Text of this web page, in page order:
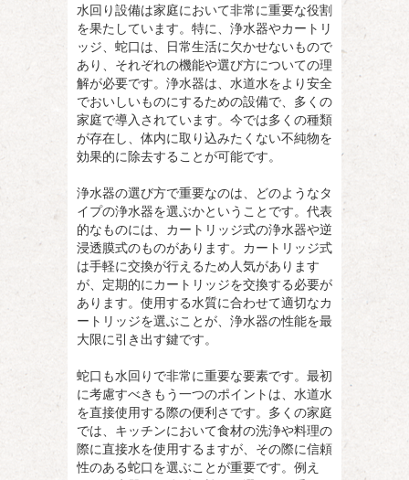
水回り設備は家庭において非常に重要な役割
を果たしています。 特に、浄水器やカートリ
ッジ、蛇口は、日常生活に欠かせないもので
あり、それぞれの機能や選び方についての理
解が必要です。浄水器は、水道水をより安全
でおいしいものにするための設備で、多くの
家庭で導入されています。今では多くの種類
が存在し、体内に取り込みたくない不純物を
効果的に除去することが可能です。
浄水器の選び方で重要なのは、どのようなタ
イプの浄水器を選ぶかということです。代表
的なものには、カートリッジ式の浄水器や逆
浸透膜式のものがあります。カートリッジ式
は手軽に交換が行えるため人気があります
が、定期的にカートリッジを交換する必要が
あります。使用する水質に合わせて適切なカ
ートリッジを選ぶことが、浄水器の性能を最
大限に引き出す鍵です。
蛇口も水回りで非常に重要な要素です。最初
に考慮すべきもう一つのポイントは、水道水
を直接使用する際の便利さです。多くの家庭
では、キッチンにおいて食材の洗浄や料理の
際に直接水を使用するますが、その際に信頼
性のある蛇口を選ぶことが重要です。例え